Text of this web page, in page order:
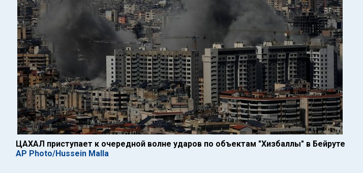
ЦАХАЛ приступает к очередной волне ударов по объектам "Хизбаллы" в Бейруте
AP Photo/Hussein Malla